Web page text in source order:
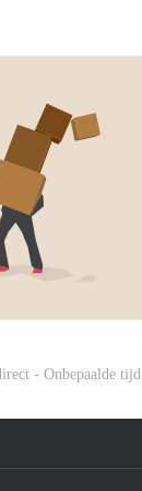
- Onbepaalde tijd